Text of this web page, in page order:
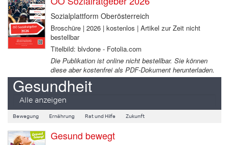
Sozialplattform Oberösterreich
Broschüre | 2026 | kostenlos | Artikel zur Zeit nicht
bestellbar
Titelbild: blvdone - Fotolia.com
Die Publikation ist online nicht bestellbar. Sie können
diese aber kostenfrei als PDF-Dokument herunterladen.
Gesundheit
Alle anzeigen
Bewegung Ernährung Rat und Hilfe Zukunft
Gesund bewegt